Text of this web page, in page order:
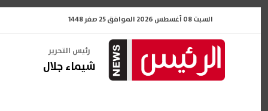
السبت 08 أغسطس 2026 الموافق 25 صفر 1448
رئيس التحرير
شيماء جلال